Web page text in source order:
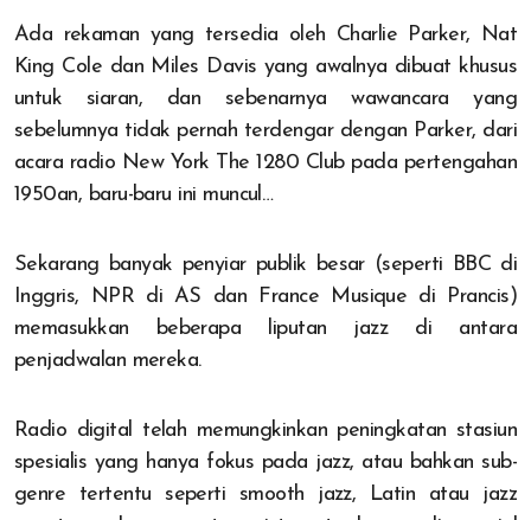
Ada rekaman yang tersedia oleh Charlie Parker, Nat
King Cole dan Miles Davis yang awalnya dibuat khusus
untuk siaran, dan sebenarnya wawancara yang
sebelumnya tidak pernah terdengar dengan Parker, dari
acara radio New York The 1280 Club pada pertengahan
1950an, baru-baru ini muncul…
Sekarang banyak penyiar publik besar (seperti BBC di
Inggris, NPR di AS dan France Musique di Prancis)
memasukkan beberapa liputan jazz di antara
penjadwalan mereka.
Radio digital telah memungkinkan peningkatan stasiun
spesialis yang hanya fokus pada jazz, atau bahkan sub-
genre tertentu seperti smooth jazz, Latin atau jazz